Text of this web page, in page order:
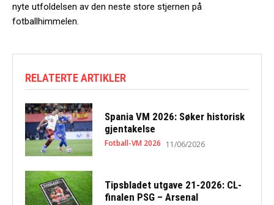
nyte utfoldelsen av den neste store stjernen på
fotballhimmelen.
RELATERTE ARTIKLER
Spania VM 2026: Søker historisk
gjentakelse
Fotball-VM 2026 11/06/2026
Tipsbladet utgave 21-2026: CL-
finalen PSG – Arsenal